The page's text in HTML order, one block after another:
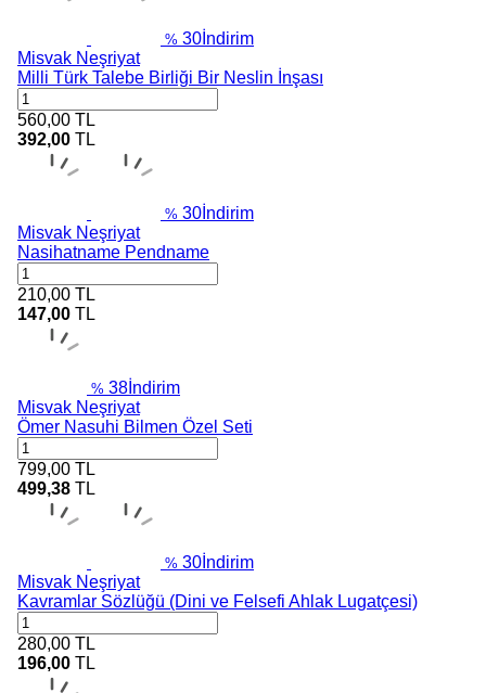
% 30 İndirim
Misvak Neşriyat
Milli Türk Talebe Birliği Bir Neslin İnşası
560,00 TL
392,00 TL
% 30 İndirim
Misvak Neşriyat
Nasihatname Pendname
210,00 TL
147,00 TL
% 38 İndirim
Misvak Neşriyat
Ömer Nasuhi Bilmen Özel Seti
799,00 TL
499,38 TL
% 30 İndirim
Misvak Neşriyat
Kavramlar Sözlüğü (Dini ve Felsefi Ahlak Lugatçesi)
280,00 TL
196,00 TL